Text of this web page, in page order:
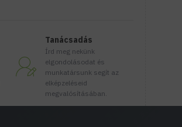
Tanácsadás
Írd meg nekünk
elgondolásodat és
munkatársunk segít az
elképzeléseid
megvalósításában.